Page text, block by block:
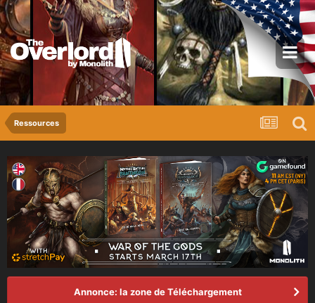
Ressources
Annonce: la zone de Téléchargement